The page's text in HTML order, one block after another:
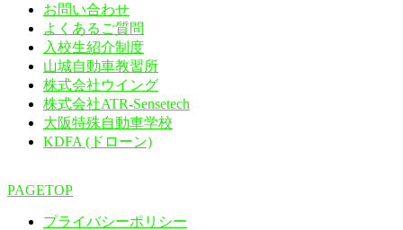
お問い合わせ
よくあるご質問
入校生紹介制度
山城自動車教習所
株式会社ウイング
株式会社ATR-Sensetech
大阪特殊自動車学校
KDFA (ドローン)
PAGETOP
プライバシーポリシー